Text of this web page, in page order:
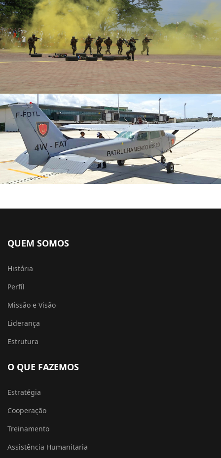
QUEM SOMOS
História
Perfíl
Missão e Visão
Liderança
Estrutura
O QUE FAZEMOS
Estratégia
Cooperação
Treinamento
Assistência Humanitaria